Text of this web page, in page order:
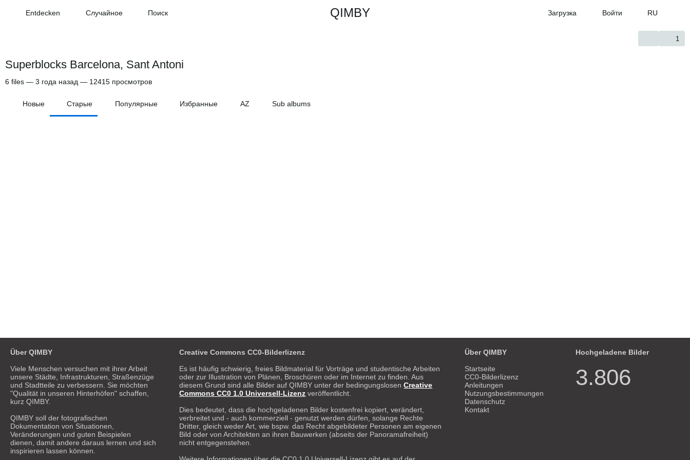
QIMBY
Entdecken Случайное Поиск Загрузка Войти RU
1
Superblocks Barcelona, Sant Antoni
6 files — 3 года назад — 12415 просмотров
Новые Старые Популярные Избранные AZ Sub albums
Über QIMBY
Viele Menschen versuchen mit ihrer Arbeit
unsere Städte, Infrastrukturen, Straßenzüge
und Stadtteile zu verbessern. Sie möchten
"Qualität in unseren Hinterhöfen" schaffen,
kurz QIMBY.
QIMBY soll der fotografischen
Dokumentation von Situationen,
Veränderungen und guten Beispielen
dienen, damit andere daraus lernen und sich
inspirieren lassen können.
Creative Commons CC0-Bilderlizenz
Es ist häufig schwierig, freies Bildmaterial für Vorträge und studentische Arbeiten
oder zur Illustration von Plänen, Broschüren oder im Internet zu finden. Aus
diesem Grund sind alle Bilder auf QIMBY unter der bedingungslosenCreative
Commons CC0 1.0 Universell-Lizenz veröffentlicht.
Dies bedeutet, dass die hochgeladenen Bilder kostenfrei kopiert, verändert,
verbreitet und - auch kommerziell - genutzt werden dürfen, solange Rechte
Dritter, gleich weder Art, wie bspw. das Recht abgebildeter Personen am eigenen
Bild oder von Architekten an ihren Bauwerken (abseits der Panoramafreiheit)
nicht entgegenstehen.
Über QIMBY
Startseite
CC0-Bilderlizenz
Anleitungen
Nutzungsbestimmungen
Datenschutz
Kontakt
Hochgeladene Bilder
3.806